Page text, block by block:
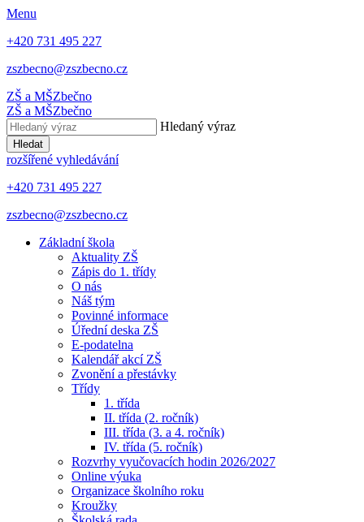
Menu
+420 731 495 227
zszbecno@zszbecno.cz
ZŠ a MŠZbečno
ZŠ a MŠZbečno
Hledaný výraz
Hledat
rozšířené vyhledávání
+420 731 495 227
zszbecno@zszbecno.cz
Základní škola
Aktuality ZŠ
Zápis do 1. třídy
O nás
Náš tým
Povinné informace
Úřední deska ZŠ
E-podatelna
Kalendář akcí ZŠ
Zvonění a přestávky
Třídy
1. třída
II. třída (2. ročník)
III. třída (3. a 4. ročník)
IV. třída (5. ročník)
Rozvrhy vyučovacích hodin 2026/2027
Online výuka
Organizace školního roku
Kroužky